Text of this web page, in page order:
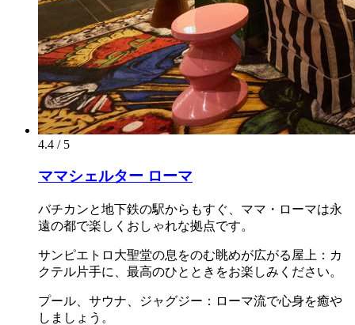
4.4 / 5
ママシェルター ローマ
バチカンと地下鉄の駅からもすぐ、ママ・ローマは永
遠の都で楽しくおしゃれな拠点です。
サンピエトロ大聖堂の息をのむ眺めが広がる屋上：カ
クテル片手に、最高のひとときをお楽しみください。
プール、サウナ、ジャグジー：ローマ流で心身を癒や
しましょう。